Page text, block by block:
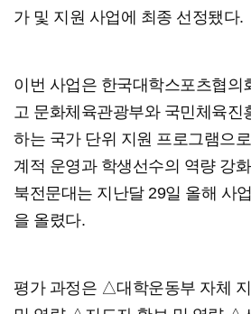
가 및 지원 사업에 최종 선정됐다.
이번 사업은 한국대학스포츠협의
고 문화체육관광부와 국민체육진
하는 국가 단위 지원 프로그램으
계적 운영과 학생선수의 역량 강
북전문대는 지난달 29일 올해 사
을 올렸다.
평가 과정은 △대학운동부 자체